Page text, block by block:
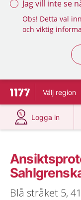
Jag vill inte se
Obs! Detta val
och viktig
Till startsidan för
Välj region
Logga in
på 1177.se
Blå stråket 5,